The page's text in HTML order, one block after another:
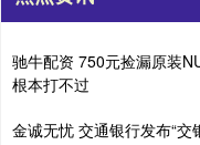
驰牛配资 750元捡漏原装
根本打不过
金诚无忧 交通银行发布“交